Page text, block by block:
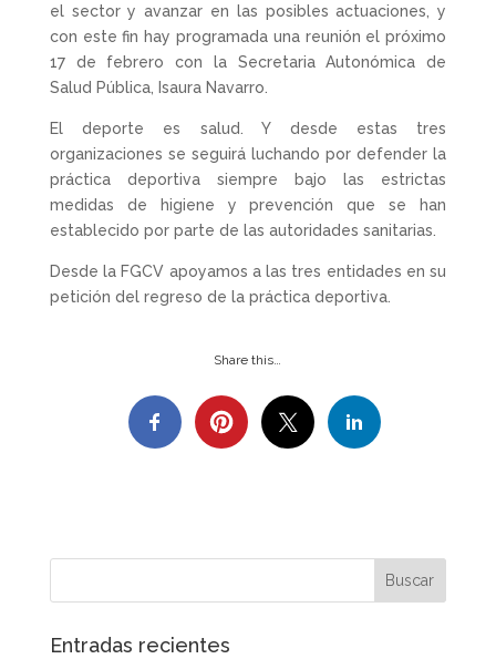
el sector y avanzar en las posibles actuaciones, y
con este fin hay programada una reunión el próximo
17 de febrero con la Secretaria Autonómica de
Salud Pública, Isaura Navarro.
El deporte es salud. Y desde estas tres
organizaciones se seguirá luchando por defender la
práctica deportiva siempre bajo las estrictas
medidas de higiene y prevención que se han
establecido por parte de las autoridades sanitarias.
Desde la FGCV apoyamos a las tres entidades en su
petición del regreso de la práctica deportiva.
Share this…
Entradas recientes